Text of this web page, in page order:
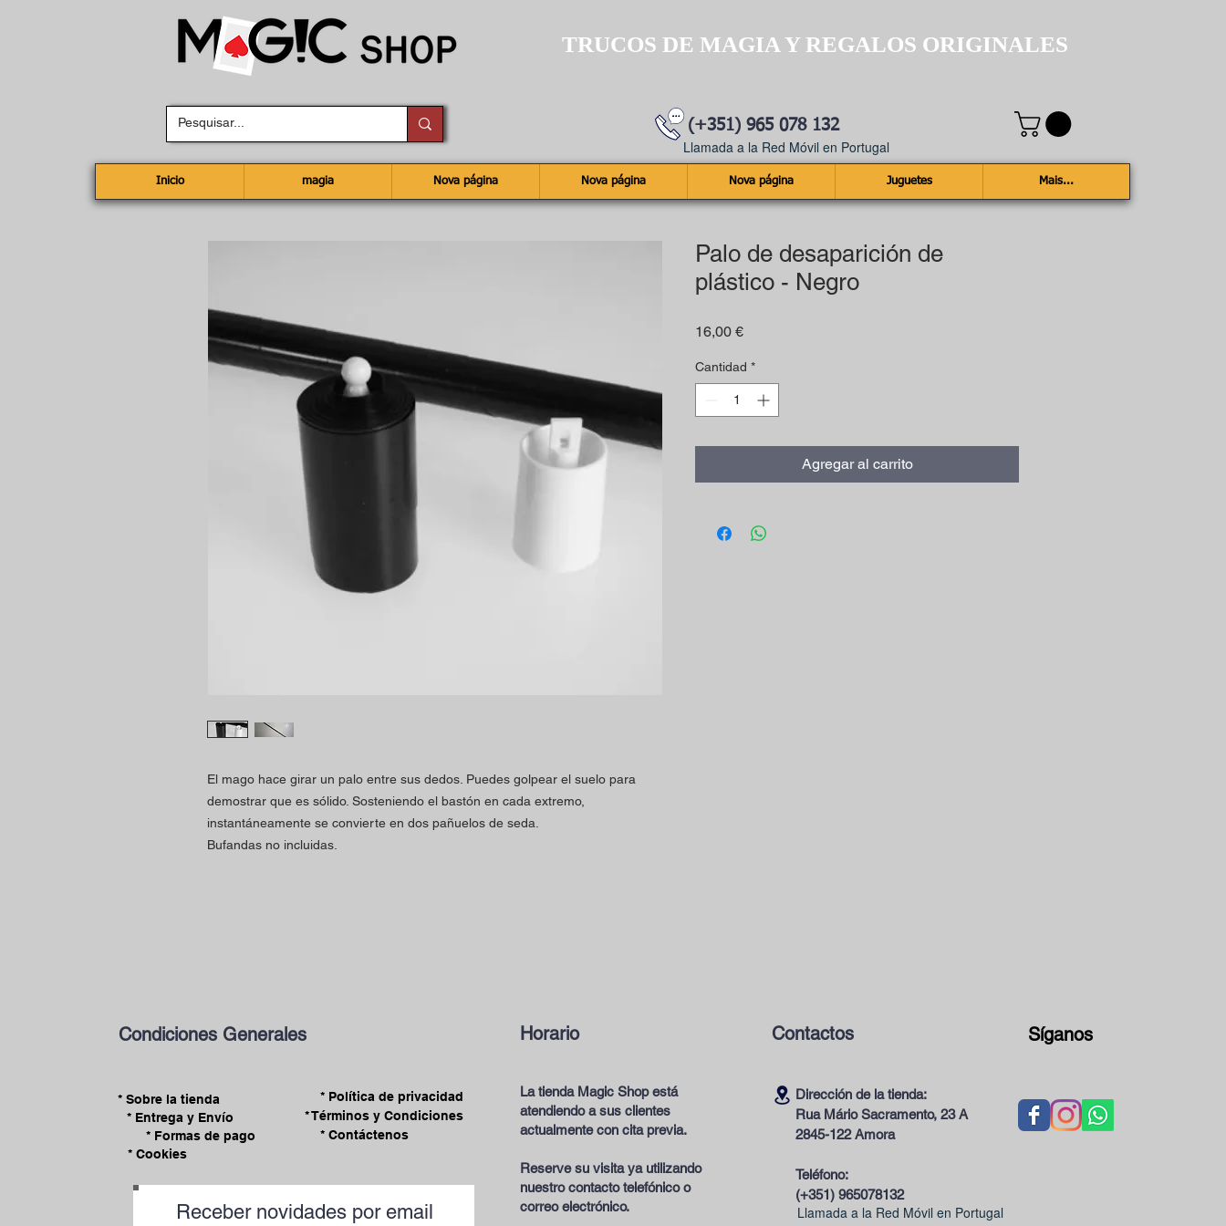
TRUCOS DE MAGIA Y REGALOS ORIGINALES
(+351) 965 078 132
Llamada a la Red Móvil en Portugal
Inicio magia Nova página Nova página Nova página Juguetes Mais...
El mago hace girar un palo entre sus dedos. Puedes golpear el suelo para
demostrar que es sólido. Sosteniendo el bastón en cada extremo,
instantáneamente se convierte en dos pañuelos de seda.
Bufandas no incluidas.
Palo de desaparición de
plástico - Negro
16,00 €Precio
Cantidad *
Agregar al carrito
Condiciones Generales
* Sobre la tienda
* Formas de pago
* Entrega y Envío
* Cookies
* Contáctenos
* Términos y Condiciones
* Política de privacidad
Receber novidades por email
Horario
La tienda Magic Shop está
atendiendo a sus clientes
actualmente con cita previa.
Reserve su visita ya utilizando
nuestro contacto telefónico o
correo electrónico.
Contactos Síganos
Dirección de la tienda:
Rua Mário Sacramento, 23 A
2845-122 Amora
Teléfono:
(+351) 965078132
Llamada a la Red Móvil en Portugal